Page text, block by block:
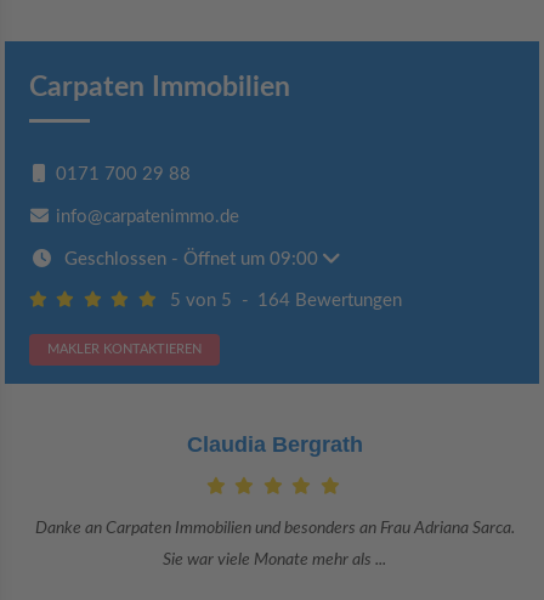
Carpaten Immobilien
0171 700 29 88
info@carpatenimmo.de
Geschlossen - Öffnet um 09:00
5 von 5 - 164 Bewertungen
MAKLER KONTAKTIEREN
Claudia Bergrath
Danke an Carpaten Immobilien und besonders an Frau Adriana Sarca.
Sie war viele Monate mehr als ...